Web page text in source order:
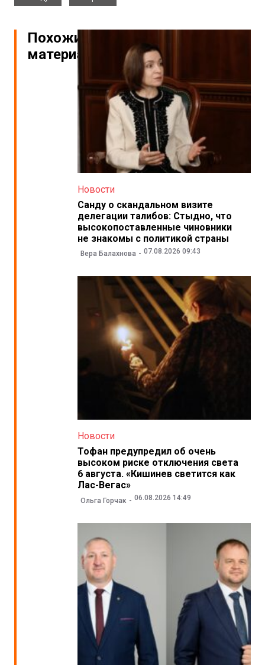
Похожие
материалы
Новости
Санду о скандальном визите
делегации талибов: Стыдно, что
высокопоставленные чиновники
не знакомы с политикой страны
Вера Балахнова 07.08.2026 09:43
Новости
Тофан предупредил об очень
высоком риске отключения света
6 августа. «Кишинев светится как
Лас-Вегас»
Ольга Горчак 06.08.2026 14:49